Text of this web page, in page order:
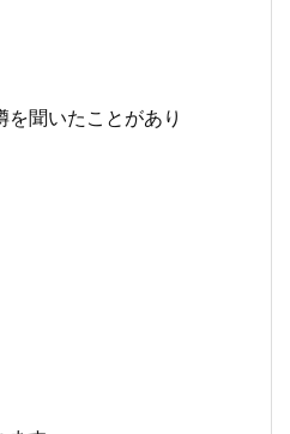
聞いたことがあり